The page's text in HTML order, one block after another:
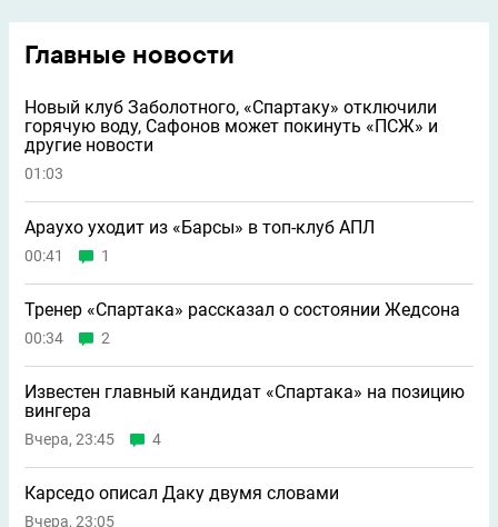
Главные новости
Новый клуб Заболотного, «Спартаку» отключили
горячую воду, Сафонов может покинуть «ПСЖ» и
другие новости
01:03
Араухо уходит из «Барсы» в топ-клуб АПЛ
00:41 1
Тренер «Спартака» рассказал о состоянии Жедсона
00:34 2
Известен главный кандидат «Спартака» на позицию
вингера
Вчера, 23:45 4
Карседо описал Даку двумя словами
Вчера, 23:05